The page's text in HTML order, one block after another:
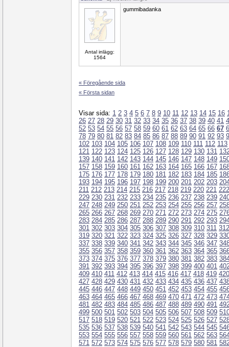
Antal inlägg:
1564
gummibadanka
« Föregående sida
« Första sidan
Visar sida: 1 2 3 4 5 6 7 8 9 10 11 12 13 14 15 16
26 27 28 29 30 31 32 33 34 35 36 37 38 39 40 41
52 53 54 55 56 57 58 59 60 61 62 63 64 65 66 67
78 79 80 81 82 83 84 85 86 87 88 89 90 91 92 93
102 103 104 105 106 107 108 109 110 111 112 113
121 122 123 124 125 126 127 128 129 130 131
139 140 141 142 143 144 145 146 147 148 149
157 158 159 160 161 162 163 164 165 166 167
175 176 177 178 179 180 181 182 183 184 185
193 194 195 196 197 198 199 200 201 202 203
211 212 213 214 215 216 217 218 219 220 221 222
229 230 231 232 233 234 235 236 237 238 239
247 248 249 250 251 252 253 254 255 256 257
265 266 267 268 269 270 271 272 273 274 275
283 284 285 286 287 288 289 290 291 292 293
301 302 303 304 305 306 307 308 309 310 311 312
319 320 321 322 323 324 325 326 327 328 329
337 338 339 340 341 342 343 344 345 346 347
355 356 357 358 359 360 361 362 363 364 365
373 374 375 376 377 378 379 380 381 382 383
391 392 393 394 395 396 397 398 399 400 401
409 410 411 412 413 414 415 416 417 418 419 420
427 428 429 430 431 432 433 434 435 436 437
445 446 447 448 449 450 451 452 453 454 455
463 464 465 466 467 468 469 470 471 472 473
481 482 483 484 485 486 487 488 489 490 491
499 500 501 502 503 504 505 506 507 508 509
517 518 519 520 521 522 523 524 525 526 527
535 536 537 538 539 540 541 542 543 544 545
553 554 555 556 557 558 559 560 561 562 563
571 572 573 574 575 576 577 578 579 580 581